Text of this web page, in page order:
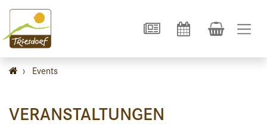
› Events
VERANSTALTUNGEN